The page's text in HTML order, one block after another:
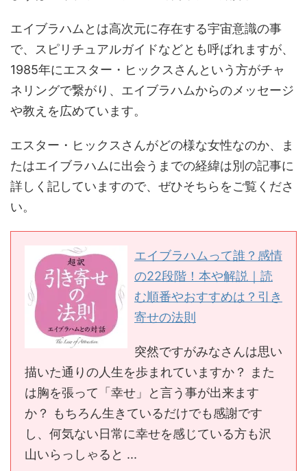
エイブラハムとは高次元に存在する宇宙意識の事
で、スピリチュアルガイドなどとも呼ばれますが、
1985年にエスター・ヒックスさんという方がチャ
ネリングで繋がり、エイブラハムからのメッセージ
や教えを広めています。
エスター・ヒックスさんがどの様な女性なのか、ま
たはエイブラハムに出会うまでの経緯は別の記事に
詳しく記していますので、ぜひそちらをご覧くださ
い。
エイブラハムって誰？感情
の22段階！本や解説｜読
む順番やおすすめは？引き
寄せの法則
突然ですがみなさんは思い
描いた通りの人生を歩まれていますか？ また
は胸を張って「幸せ」と言う事が出来ます
か？ もちろん生きているだけでも感謝です
し、何気ない日常に幸せを感じている方も沢
山いらっしゃると ...